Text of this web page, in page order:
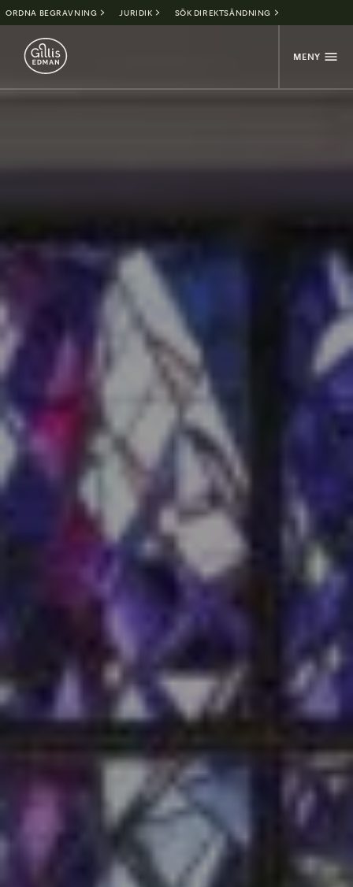
ORDNA BEGRAVNING JURIDIK SÖK DIREKTSÄNDNING
MENY